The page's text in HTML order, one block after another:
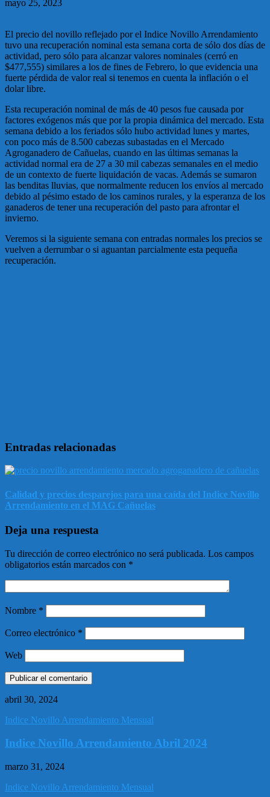
mayo 25, 2023
El precio del novillo reflejado por el Indice Novillo Arrendamiento
tuvo una recuperación nominal esta semana corta de sólo dos días de
actividad, pero sólo para alcanzar valores nominales (cerró en
$477,555) similares a los de fines de Febrero, lo que evidencia una
fuerte pérdida de valor real si tenemos en cuenta la inflación o el
dolar libre.
Esta recuperación nominal de más de 40 pesos fue causada por
factores exógenos más que por la propia dinámica del mercado. Esta
semana debido a los feriados sólo hubo actividad lunes y martes,
con poco más de 8.500 cabezas subastadas en el Mercado
Agroganadero de Cañuelas, cuando en las últimas semanas la
actividad normal era de 27 a 30 mil cabezas semanales en el medio
de un contexto de fuerte liquidación de vacas. Además se sumaron
las benditas lluvias, que normalmente reducen los envíos al mercado
debido al pésimo estado de los caminos rurales, y la esperanza de los
ganaderos de tener una recuperación del pasto para afrontar el
invierno.
Veremos si la siguiente semana con entradas normales los precios se
vuelven a derrumbar o si aguantan parcialmente esta pequeña
recuperación.
Entradas relacionadas
Calidad y precios desparejos para una caída del Indice Novillo
Arrendamiento en el MAG Cañuelas
Deja una respuesta
Tu dirección de correo electrónico no será publicada. Los campos
obligatorios están marcados con *
Nombre *
Correo electrónico *
Web
abril 30, 2024
Indice Novillo Arrendamiento Mensual
Indice Novillo Arrendamiento Abril 2024
marzo 31, 2024
Indice Novillo Arrendamiento Mensual